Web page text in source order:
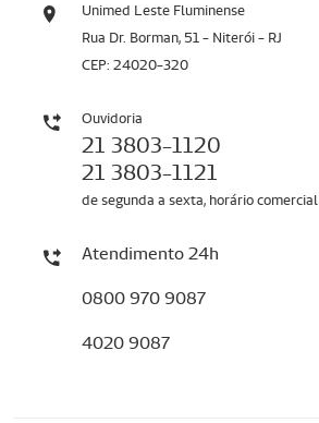
Unimed Leste Fluminense
Rua Dr. Borman, 51 - Niterói - RJ
CEP: 24020-320
Ouvidoria
21 3803-1120
21 3803-1121
de segunda a sexta, horário comercial
Atendimento 24h
0800 970 9087
4020 9087